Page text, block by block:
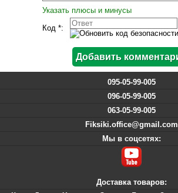
Указать плюсы и минусы
Код *:
095-05-99-005
096-05-99-005
063-05-99-005
Fiksiki.office@gmail.com
Мы в соцсетях:
Доставка товаров: